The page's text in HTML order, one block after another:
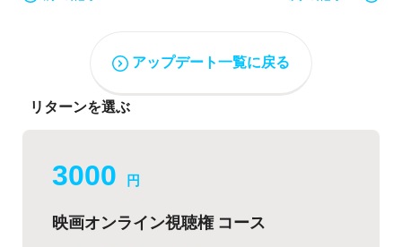
アップデート一覧に戻る
リターンを選ぶ
3000 円
映画オンライン視聴権 コース